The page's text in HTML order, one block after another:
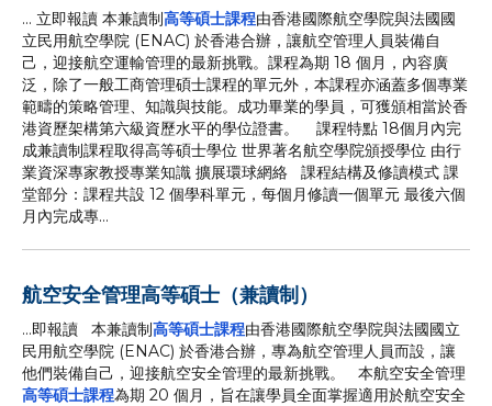
... 立即報讀 本兼讀制高等碩士課程由香港國際航空學院與法國國
立民用航空學院 (ENAC) 於香港合辦，讓航空管理人員裝備自
己，迎接航空運輸管理的最新挑戰。課程為期 18 個月，內容廣
泛，除了一般工商管理碩士課程的單元外，本課程亦涵蓋多個專業
範疇的策略管理、知識與技能。成功畢業的學員，可獲頒相當於香
港資歷架構第六級資歷水平的學位證書。 課程特點 18個月內完
成兼讀制課程取得高等碩士學位 世界著名航空學院頒授學位 由行
業資深專家教授專業知識 擴展環球網絡 課程結構及修讀模式 課
堂部分：課程共設 12 個學科單元，每個月修讀一個單元 最後六個
月內完成專...
航空安全管理高等碩士（兼讀制）
...即報讀 本兼讀制高等碩士課程由香港國際航空學院與法國國立
民用航空學院 (ENAC) 於香港合辦，專為航空管理人員而設，讓
他們裝備自己，迎接航空安全管理的最新挑戰。 本航空安全管理
高等碩士課程為期 20 個月，旨在讓學員全面掌握適用於航空安全